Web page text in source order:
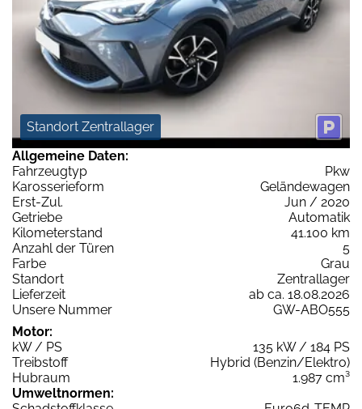
Standort Zentrallager
Allgemeine Daten:
Fahrzeugtyp
Pkw
Karosserieform
Geländewagen
Erst-Zul.
Jun / 2020
Getriebe
Automatik
Kilometerstand
41.100 km
Anzahl der Türen
5
Farbe
Grau
Standort
Zentrallager
Lieferzeit
ab ca. 18.08.2026
Unsere Nummer
GW-ABO555
Motor:
kW / PS
135 kW / 184 PS
Treibstoff
Hybrid (Benzin/Elektro)
Hubraum
1.987 cm³
Umweltnormen: